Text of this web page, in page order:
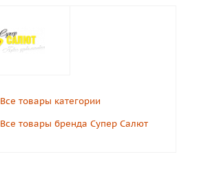
Все товары категории
Все товары бренда Супер Салют